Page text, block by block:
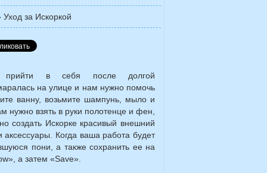
Уход за Искоркой
прийти в себя после долгой
на улице и нам нужно помочь
ванну, возьмите шампунь, мыло и
нужно взять в руки полотенце и фен,
создать Искорке красивый внешний
Когда ваша работа будет
пони, а также сохранить ее на
а затем «Save»